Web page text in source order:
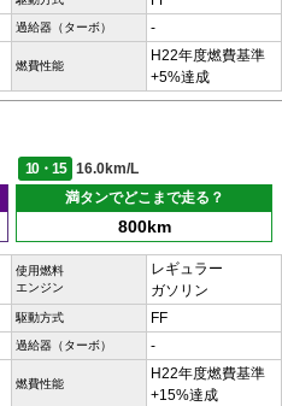
過給器（ターボ） -
燃費性能
H22年度燃費基準
+5%達成
10・15
16.0km/L
満タンでどこまで走る？
800km
使用燃料
エンジン
レギュラー
ガソリン
駆動方式 FF
過給器（ターボ） -
燃費性能
H22年度燃費基準
+15%達成